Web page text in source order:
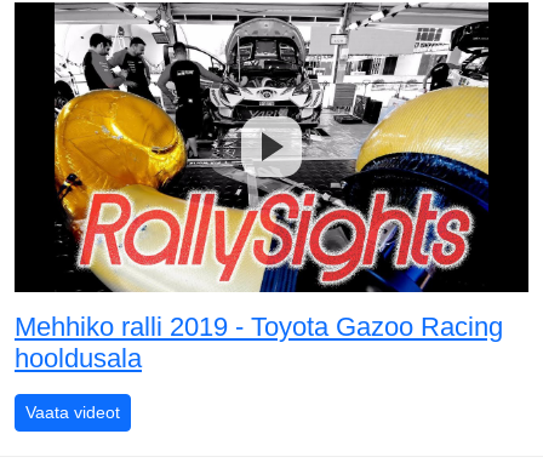
Mehhiko ralli 2019 - Toyota Gazoo Racing
hooldusala
Vaata videotMehhiko ralli 2019 - Toyota Gazoo Racing hooldusala